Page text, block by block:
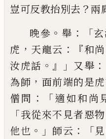
豈可反教抬別去 ？兩
晚參 。 舉 ：「
虎 ， 天龍云 ：『和尚
汝虎話 。』」 又舉
為師 ， 面前端的是
僧問 ：「適如和尚
「我從來不見者惡物
他也 。」 師云 ：「